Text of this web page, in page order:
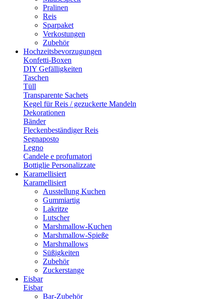
Pralinen
Reis
Sparpaket
Verkostungen
Zubehör
Hochzeitsbevorzugungen
Konfetti-Boxen
DIY Gefälligkeiten
Taschen
Tüll
Transparente Sachets
Kegel für Reis / gezuckerte Mandeln
Dekorationen
Bänder
Fleckenbeständiger Reis
Segnaposto
Legno
Candele e profumatori
Bottiglie Personalizzate
Karamellisiert
Karamellisiert
Ausstellung Kuchen
Gummiartig
Lakritze
Lutscher
Marshmallow-Kuchen
Marshmallow-Spieße
Marshmallows
Süßigkeiten
Zubehör
Zuckerstange
Eisbar
Eisbar
Bar-Zubehör